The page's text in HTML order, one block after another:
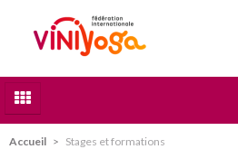
Qui sommes nous
Accueil > Stages et formations